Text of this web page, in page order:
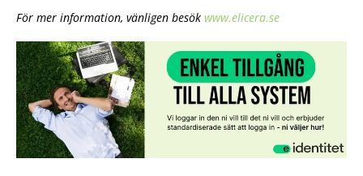
För mer information, vänligen besök www.elicera.se